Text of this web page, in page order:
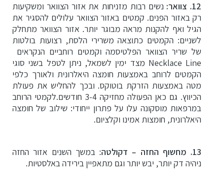
12. צוואר: נשים רבות מזניחות את אזור הצוואר ומשקיעות
רק באזור הפנים. קמטים באזור הצוואר עלולים להסגיר את
הגיל ואף להקנות מראה מבוגר יותר.אזור הצוואר מתחלק
לשניים: הקמטים כתוצאה משרירי הלסת, רצועות בולטות
של שריר הצוואר הפלטיסמה וקמטים רוחביים הנקראים
Necklace Line מצד ימין לשמאל, ניתן לטפל בשני סוגי
הקמטים לרוחב באמצעות חומצה היאלרונית ולאורך כלפי
מטה באמצעות הזרקת בוטוקס. ובכך להחליש את פעולת
הכיווץ. גם כאן הפעולה מחזיקה 3-4 חודשים.
לקמטי הרוחב
במרפאות מוסקונה עלו על פתרון ייחודי: שילוב של חומצה
היאלרונית, חומצות אמינו וקלציום.
13. מחשוף החזה – דקולטה: במשך השנים אזור החזה
ניהיה דק יותר, יבש יותר וגם מתאפיין בירידה באלסטיות.